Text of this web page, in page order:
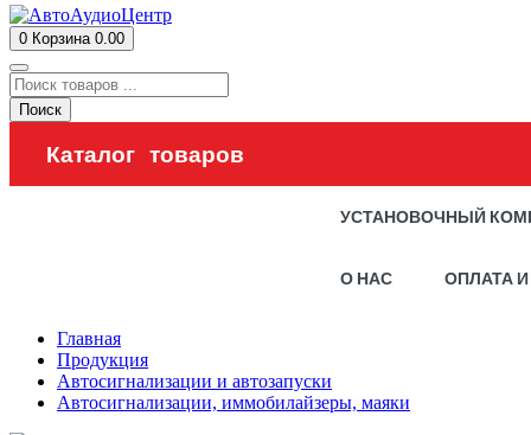
0 Корзина 0.00
Поиск
Каталог товаров
УСТАНОВОЧНЫЙ
О НАС ОПЛАТА
Главная
Продукция
Автосигнализации и автозапуски
Автосигнализации, иммобилайзеры, маяки